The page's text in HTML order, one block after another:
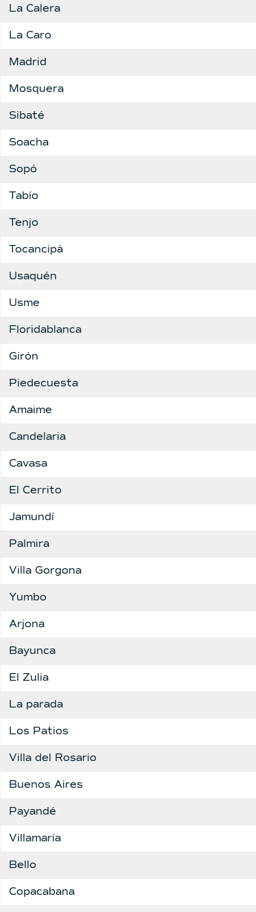
La Calera
La Caro
Madrid
Mosquera
Sibaté
Soacha
Sopó
Tabío
Tenjo
Tocancipá
Usaquén
Usme
Floridablanca
Girón
Piedecuesta
Amaime
Candelaria
Cavasa
El Cerrito
Jamundí
Palmira
Villa Gorgona
Yumbo
Arjona
Bayunca
El Zulia
La parada
Los Patios
Villa del Rosario
Buenos Aires
Payandé
Villamaría
Bello
Copacabana